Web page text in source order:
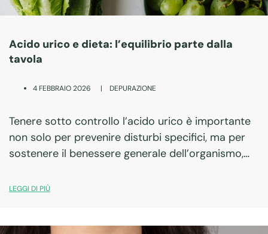
Acido urico e dieta: l’equilibrio parte dalla
tavola
4 FEBBRAIO 2026 | DEPURAZIONE
Tenere sotto controllo l’acido urico è importante
non solo per prevenire disturbi specifici, ma per
sostenere il benessere generale dell’organismo,
diventa più ricca.
LEGGI DI PIÙ